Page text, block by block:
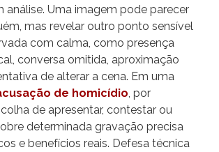
análise. Uma imagem pode parecer
mas revelar outro ponto sensível
com calma, como presença
conversa omitida, aproximação
de alterar a cena. Em uma
de homicídio, por
de apresentar, contestar ou
determinada gravação precisa
e benefícios reais. Defesa técnica